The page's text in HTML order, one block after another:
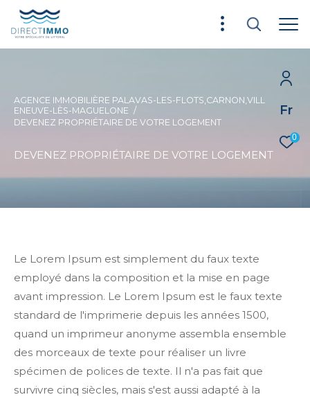
Fr
0
AGENCE IMMOBILIÈRE PALAVAS-LES-FLOTS,CARNON,VILL
ENEUVE-LÈS-MAGUELONE
DEVENEZ PROPRIÉTAIRE DE VOTRE LOGEMENT
DEVENEZ PROPRIÉTAIRE DE VOTRE LOGEMENT
Le Lorem Ipsum est simplement du faux texte
employé dans la composition et la mise en page
avant impression. Le Lorem Ipsum est le faux texte
standard de l'imprimerie depuis les années 1500,
quand un imprimeur anonyme assembla ensemble
des morceaux de texte pour réaliser un livre
spécimen de polices de texte. Il n'a pas fait que
survivre cinq siècles, mais s'est aussi adapté à la